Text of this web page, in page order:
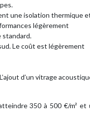
une isolation thermique
légèrement
standard.
Le coût est légèrement
d’un vitrage
350 à 500 €/m² et